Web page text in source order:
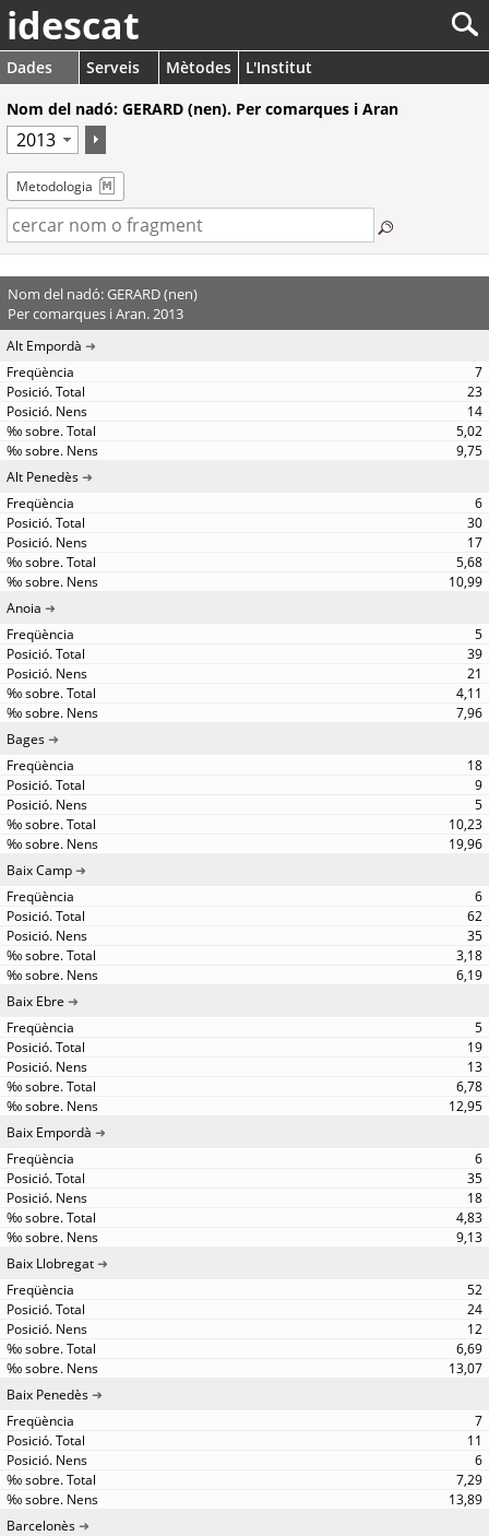
idescat
Dades Serveis Mètodes
L'Institut
Nom del nadó: GERARD (nen). Per comarques i Aran
Metodologia
Nom del nadó: GERARD (nen)
Per comarques i Aran. 2013
Alt Empordà
7
23
14
5,02
9,75
Alt Penedès
6
30
17
5,68
10,99
Anoia
5
39
21
4,11
7,96
Bages
18
9
5
10,23
19,96
Baix Camp
6
62
35
3,18
6,19
Baix Ebre
5
19
13
6,78
12,95
Baix Empordà
6
35
18
4,83
9,13
Baix Llobregat
52
24
12
6,69
13,07
Baix Penedès
7
11
6
7,29
13,89
Barcelonès